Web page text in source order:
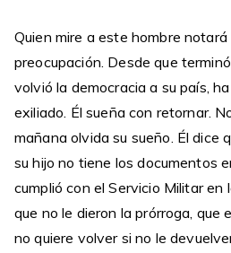
Quien mire a este hombre
preocupación. Desde que
volvió la democracia a su país,
exiliado. Él sueña con retornar.
mañana olvida su sueño. Él dice
su hijo no tiene los documentos
cumplió con el Servicio Militar en
que no le dieron la prórroga, que
no quiere volver si no le